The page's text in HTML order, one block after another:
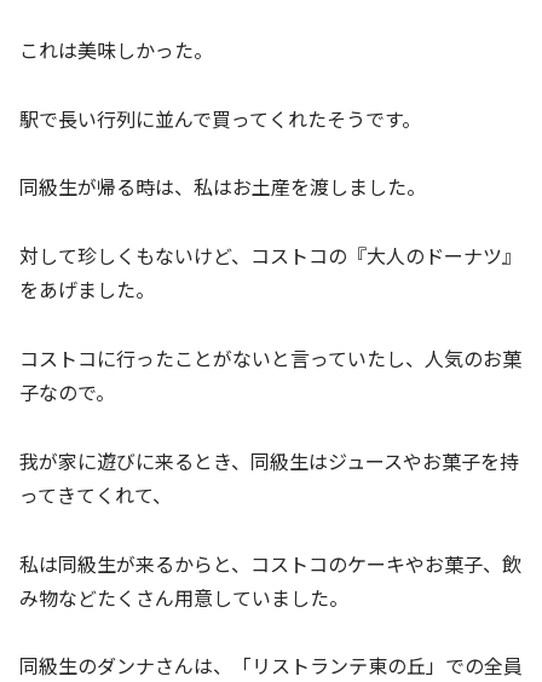
これは美味しかった。
駅で長い行列に並んで買ってくれたそうです。
同級生が帰る時は、私はお土産を渡しました。
対して珍しくもないけど、コストコの『大人のドーナツ』
をあげました。
コストコに行ったことがないと言っていたし、人気のお菓
子なので。
我が家に遊びに来るとき、同級生はジュースやお菓子を持
ってきてくれて、
私は同級生が来るからと、コストコのケーキやお菓子、飲
み物などたくさん用意していました。
同級生のダンナさんは、「リストランテ東の丘」での全員